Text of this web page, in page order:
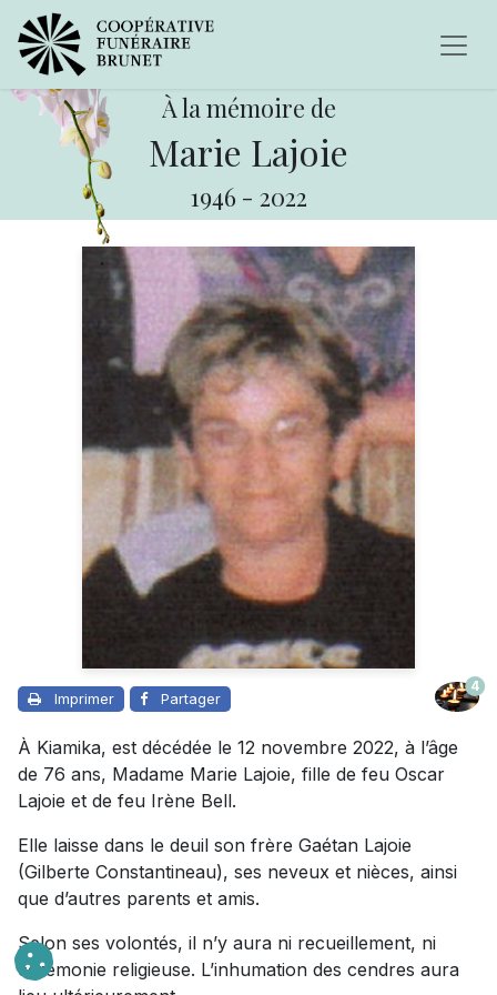
À la mémoire de
Marie Lajoie
1946 - 2022
Imprimer Partager
4
À Kiamika, est décédée le 12 novembre 2022, à l’âge
de 76 ans, Madame Marie Lajoie, fille de feu Oscar
Lajoie et de feu Irène Bell.
Elle laisse dans le deuil son frère Gaétan Lajoie
(Gilberte Constantineau), ses neveux et nièces, ainsi
que d’autres parents et amis.
Selon ses volontés, il n’y aura ni recueillement, ni
cérémonie religieuse. L’inhumation des cendres aura